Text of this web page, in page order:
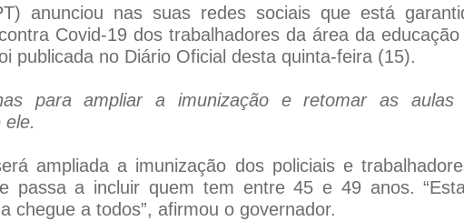
anunciou nas suas redes sociais que está
Covid-19 dos trabalhadores da área da educação
publicada no Diário Oficial desta quinta-feira (15).
para ampliar a imunização e retomar as aulas
ampliada a imunização dos policiais e
passa a incluir quem tem entre 45 e 49 anos.
chegue a todos”, afirmou o governador.